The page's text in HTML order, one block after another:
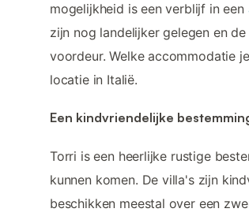
mogelijkheid is een verblijf in een
zijn nog landelijker gelegen en
voordeur. Welke accommodatie
locatie in Italië.
Een kindvriendelijke
Torri is een heerlijke rustige
kunnen komen. De villa's zijn
beschikken meestal over een